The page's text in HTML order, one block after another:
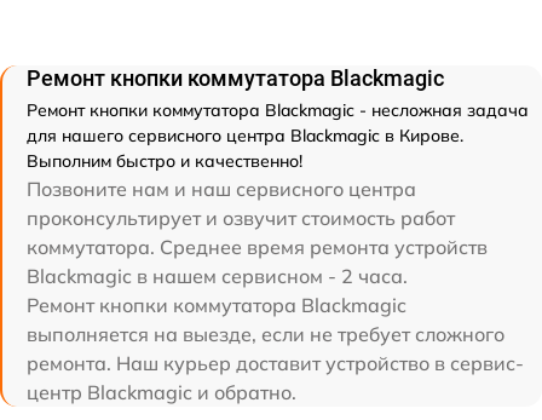
Ремонт кнопки коммутатора Blackmagic
Ремонт кнопки коммутатора Blackmagic - несложная задача
для нашего сервисного центра Blackmagic в Кирове.
Выполним быстро и качественно!
Позвоните нам и наш сервисного центра
проконсультирует и озвучит стоимость работ
коммутатора. Среднее время ремонта устройств
Blackmagic в нашем сервисном - 2 часа.
Ремонт кнопки коммутатора Blackmagic
выполняется на выезде, если не требует сложного
ремонта. Наш курьер доставит устройство в сервис-
центр Blackmagic и обратно.